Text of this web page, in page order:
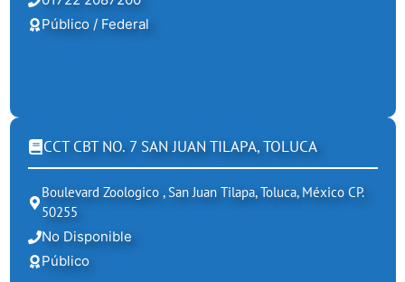
Público / Federal
CCT CBT NO. 7 SAN JUAN TILAPA, TOLUCA
Boulevard Zoologico , San Juan Tilapa, Toluca, México CP.
50255
No Disponible
Público